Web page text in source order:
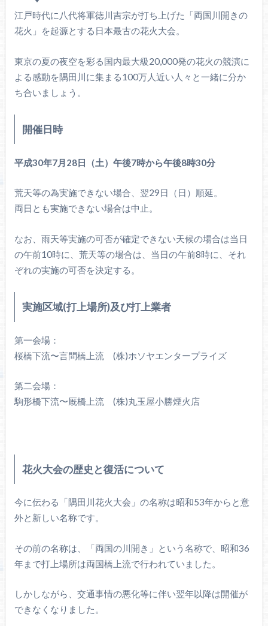
江戸時代に八代将軍徳川吉宗が打ち上げた「両国川開きの
花火」を起源とする日本最古の花火大会。
東京の夏の夜空を彩る国内最大級20,000発の花火の競演に
よる感動を隅田川に集まる100万人近い人々と一緒に分か
ち合いましょう。
開催日時
平成30年7月28日（土）午後7時から午後8時30分
荒天等の為実施できない場合、翌29日（日）順延。
両日とも実施できない場合は中止。
なお、雨天等実施の可否が確定できない天候の場合は当日
の午前10時に、荒天等の場合は、当日の午前8時に、それ
ぞれの実施の可否を決定する。
実施区域(打上場所)及び打上業者
第一会場：
桜橋下流〜言問橋上流 (株)ホソヤエンタープライズ
第二会場：
駒形橋下流〜厩橋上流 (株)丸玉屋小勝煙火店
花火大会の歴史と復活について
今に伝わる「隅田川花火大会」の名称は昭和53年からと意
外と新しい名称です。
その前の名称は、「両国の川開き」という名称で、昭和36
年まで打上場所は両国橋上流で行われていました。
しかしながら、交通事情の悪化等に伴い翌年以降は開催が
できなくなりました。